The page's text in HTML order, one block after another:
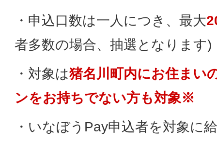
・申込口数は一人につき、最大
者多数の場合、抽選となります)
・対象は猪名川町内にお住まい
ンをお持ちでない方も対象※
・いなぼうPay申込者を対象に